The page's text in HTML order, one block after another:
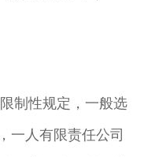
制性规定，一般选
一人有限责任公司